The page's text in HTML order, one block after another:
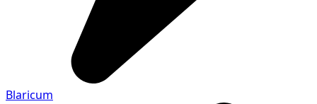
Blaricum